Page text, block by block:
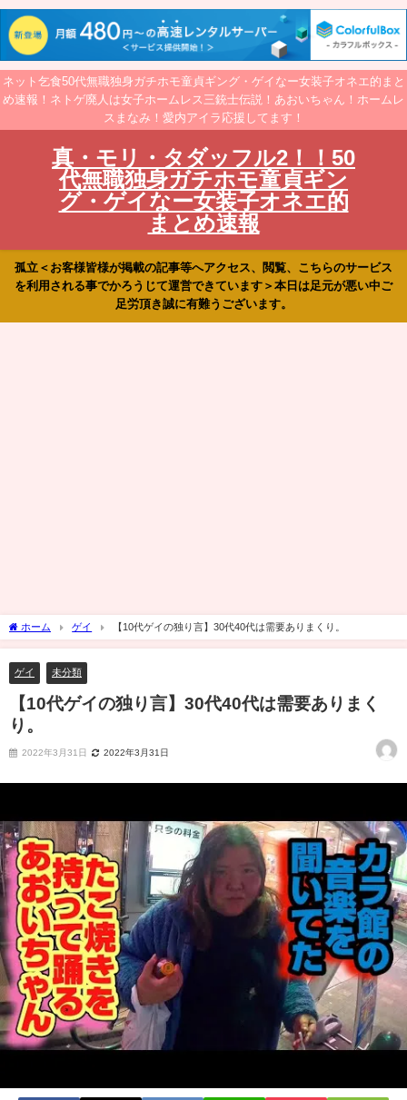
ネット乞食50代無職独身ガチホモ童貞ギング・ゲイなー女装子オネエ的まと
め速報！ネトゲ廃人は女子ホームレス三銃士伝説！あおいちゃん！ホームレ
スまなみ！愛内アイラ応援してます！
真・モリ・タダッフル2！！50
代無職独身ガチホモ童貞ギン
グ・ゲイなー女装子オネエ的
まとめ速報
孤立＜お客様皆様が掲載の記事等へアクセス、閲覧、こちらのサービス
を利用される事でかろうじて運営できています＞本日は足元が悪い中ご
足労頂き誠に有難うございます。
ホーム ゲイ 【10代ゲイの独り言】30代40代は需要ありまくり。
ゲイ 未分類
【10代ゲイの独り言】30代40代は需要ありまく
り。
2022年3月31日 2022年3月31日